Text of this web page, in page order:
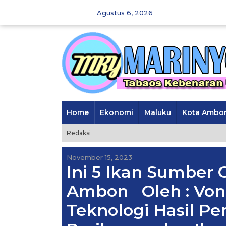
Agustus 6, 2026
Home Ekonomi Maluku Kota
Redaksi
November 15, 2023
Ini 5 Ikan Sumber
Ambon Oleh :
Teknologi Hasil